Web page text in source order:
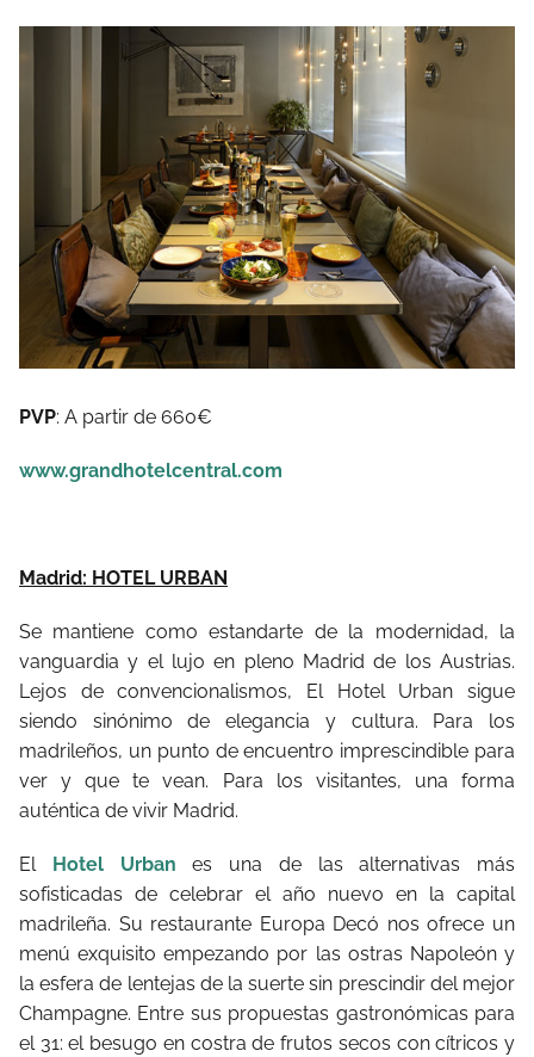
PVP: A partir de 660€
www.grandhotelcentral.com
Madrid: HOTEL URBAN
Se mantiene como estandarte de la modernidad, la
vanguardia y el lujo en pleno Madrid de los Austrias.
Lejos de convencionalismos, El Hotel Urban sigue
siendo sinónimo de elegancia y cultura. Para los
madrileños, un punto de encuentro imprescindible para
ver y que te vean. Para los visitantes, una forma
auténtica de vivir Madrid.
El Hotel Urban es una de las alternativas más
sofisticadas de celebrar el año nuevo en la capital
madrileña. Su restaurante Europa Decó nos ofrece un
menú exquisito empezando por las ostras Napoleón y
la esfera de lentejas de la suerte sin prescindir del mejor
Champagne. Entre sus propuestas gastronómicas para
el 31: el besugo en costra de frutos secos con cítricos y